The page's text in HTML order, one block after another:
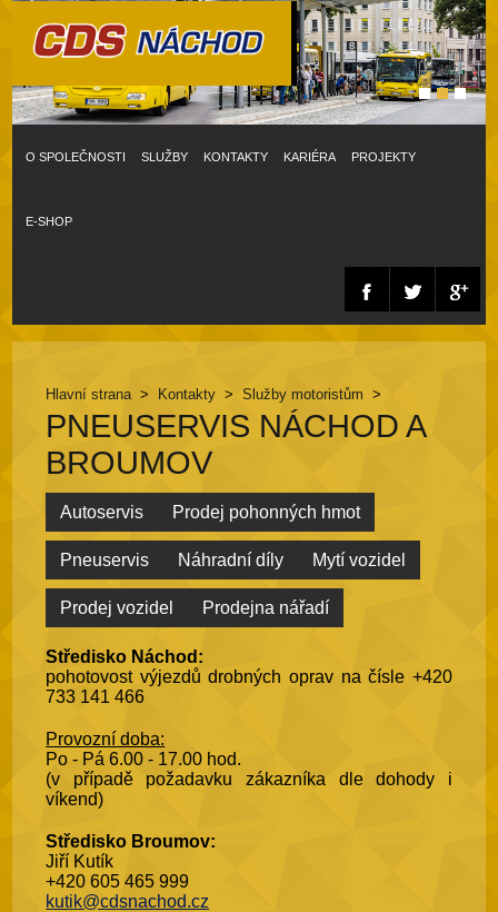
O SPOLEČNOSTI SLUŽBY KONTAKTY KARIÉRA PROJEKTY
E-SHOP
Hlavní strana > Kontakty >Služby motoristům >
PNEUSERVIS NÁCHOD A
BROUMOV
Autoservis Prodej pohonných hmot
Pneuservis Náhradní díly Mytí vozidel
Prodej vozidel Prodejna nářadí
Středisko Náchod:
pohotovost výjezdů drobných oprav na čísle +420
733 141 466
Provozní doba:
Po - Pá 6.00 - 17.00 hod.
(v případě požadavku zákazníka dle dohody i
víkend)
Středisko Broumov:
Jiří Kutík
+420 605 465 999
kutik@cdsnachod.cz